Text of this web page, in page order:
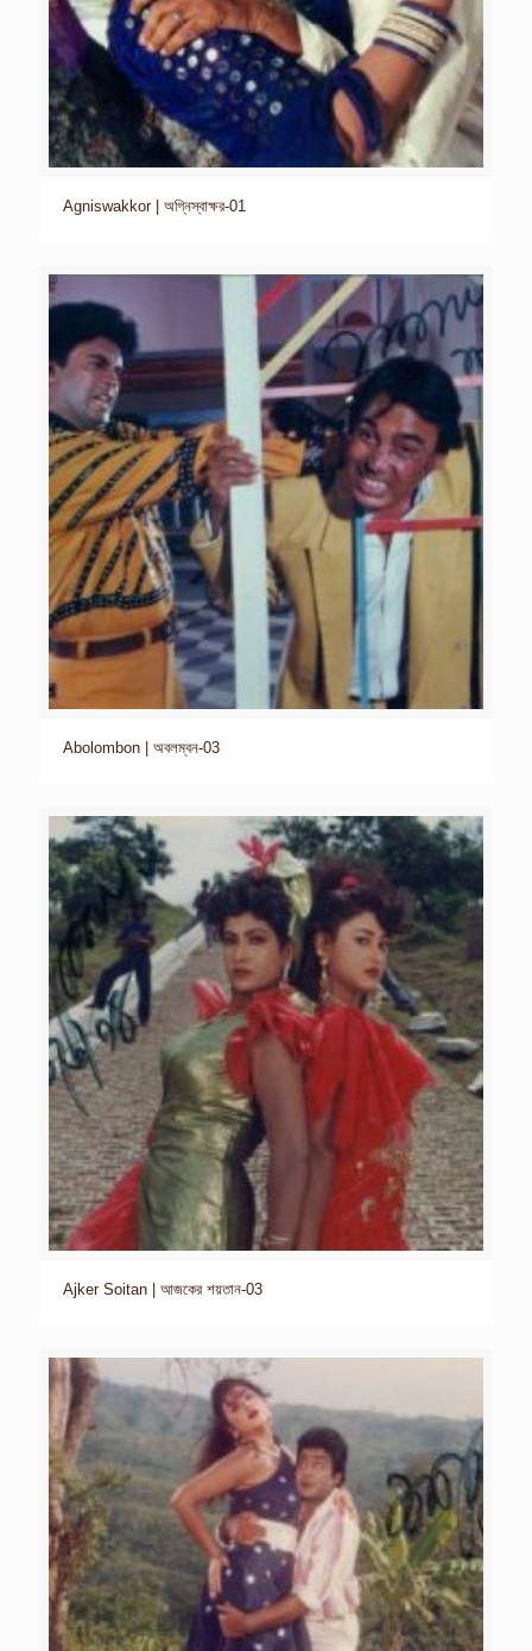
Agniswakkor | অগ্নিস্বাক্ষর-01
Abolombon | অবলম্বন-03
Ajker Soitan | আজকের শয়তান-03